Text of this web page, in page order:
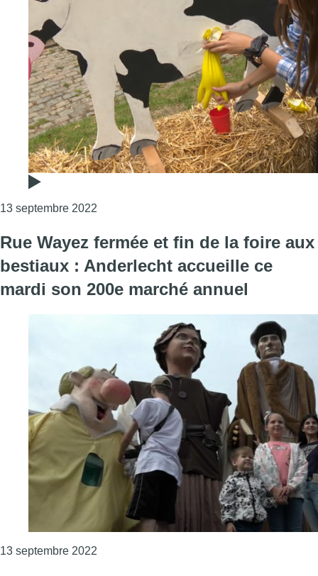
13 septembre 2022
Rue Wayez fermée et fin de la foire aux
bestiaux : Anderlecht accueille ce
mardi son 200e marché annuel
13 septembre 2022